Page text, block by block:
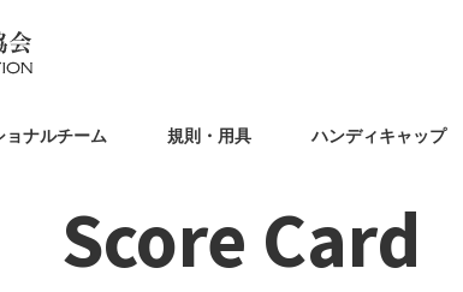
ョナルチーム 規則・用具 ハンディキャップ
Score Card